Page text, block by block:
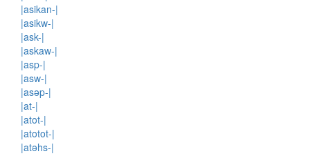
|asikan-|
|asikw-|
|ask-|
|askaw-|
|asp-|
|asw-|
|asəp-|
|at-|
|atot-|
|atotot-|
|atəhs-|